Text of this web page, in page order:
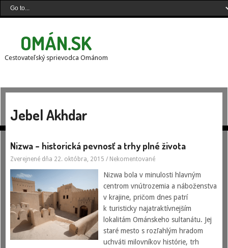
OMÁN.SK
Cestovateľský sprievodca Ománom
Jebel Akhdar
Nizwa – historická pevnosť a trhy plné života
Zverejnené dňa 22. októbra, 2015 / Nekomentované
Nizwa bola v minulosti hlavným
centrom vnútrozemia a náboženstva
v krajine, pričom dnes patrí
k turisticky najatraktívnejším
lokalitám Ománskeho sultanátu. Jej
staré mesto s rozľahlým hradom
uchváti milovníkov histórie, trh